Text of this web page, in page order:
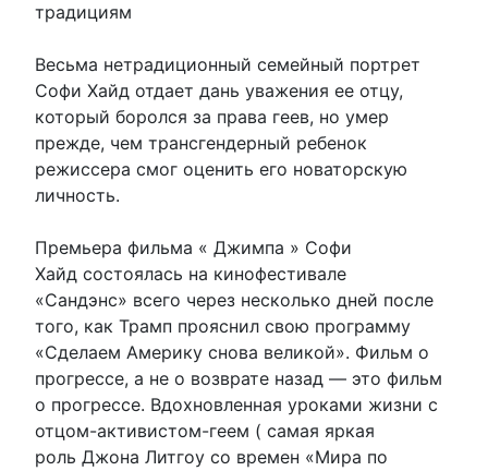
традициям
Весьма нетрадиционный семейный портрет
Софи Хайд отдает дань уважения ее отцу,
который боролся за права геев, но умер
прежде, чем трансгендерный ребенок
режиссера смог оценить его новаторскую
личность.
Премьера фильма « Джимпа » Софи
Хайд состоялась на кинофестивале
«Сандэнс» всего через несколько дней после
того, как Трамп прояснил свою программу
«Сделаем Америку снова великой». Фильм о
прогрессе, а не о возврате назад — это фильм
о прогрессе. Вдохновленная уроками жизни с
отцом-активистом-геем ( самая яркая
роль Джона Литгоу со времен «Мира по